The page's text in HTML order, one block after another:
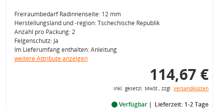
Freiraumbedarf Radinnenseite: 12 mm
Herstellungsland und -region: Tschechische Republik
Anzahl pro Packung: 2
Felgenschutz: Ja
Im Lieferumfang enthalten: Anleitung
weitere Attribute anzeigen
114,67 €
inkl. gesetzl. MwSt., zzgl. Versandkosten
Verfügbar Lieferzeit: 1-2 Tage